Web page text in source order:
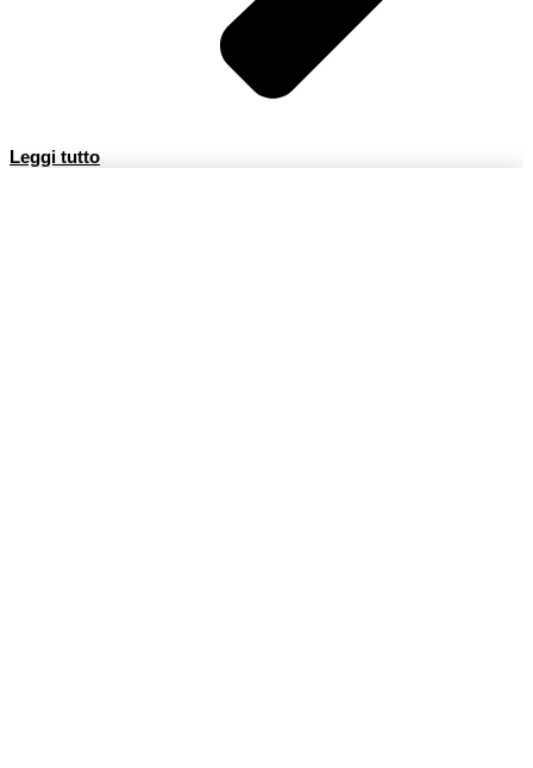
Leggi tutto